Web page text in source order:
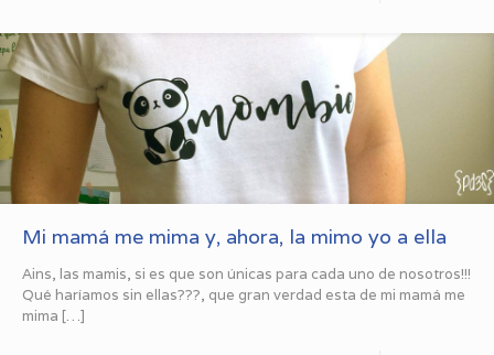
Mi mamá me mima y, ahora, la mimo yo a ella
Ains, las mamis, si es que son únicas para cada uno de nosotros!!!
Qué haríamos sin ellas???, que gran verdad esta de mi mamá me
mima […]